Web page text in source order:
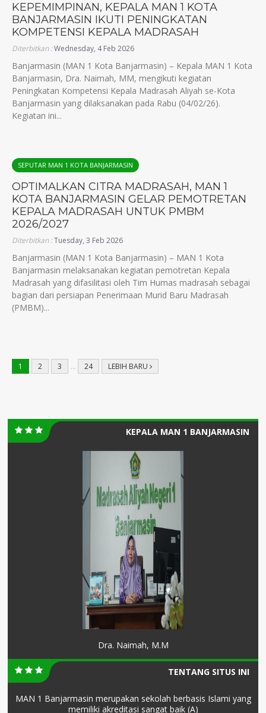
KEPEMIMPINAN, KEPALA MAN 1 KOTA
BANJARMASIN IKUTI PENINGKATAN
KOMPETENSI KEPALA MADRASAH
Diterbitkan :Wednesday, 4 Feb 2026
Banjarmasin (MAN 1 Kota Banjarmasin) – Kepala MAN 1 Kota
Banjarmasin, Dra. Naimah, MM, mengikuti kegiatan
Peningkatan Kompetensi Kepala Madrasah Aliyah se-Kota
Banjarmasin yang dilaksanakan pada Rabu (04/02/26).
Kegiatan ini...
SEPUTAR MAN 1 KOTA BANJARMASIN
OPTIMALKAN CITRA MADRASAH, MAN 1
KOTA BANJARMASIN GELAR PEMOTRETAN
KEPALA MADRASAH UNTUK PMBM
2026/2027
Diterbitkan :Tuesday, 3 Feb 2026
Banjarmasin (MAN 1 Kota Banjarmasin) – MAN 1 Kota
Banjarmasin melaksanakan kegiatan pemotretan Kepala
Madrasah yang difasilitasi oleh Tim Humas madrasah sebagai
bagian dari persiapan Penerimaan Murid Baru Madrasah
(PMBM)...
1 2 3 … 24 LEBIH BARU
KEPALA MAN 1 BANJARMASIN
Dra. Naimah, M.M
TENTANG SITUS INI
MAN 1 Banjarmasin merupakan sekolah berbasis Islami yang
memiliki akreditasi sangat baik (A)